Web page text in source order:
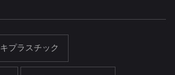
プラスチック